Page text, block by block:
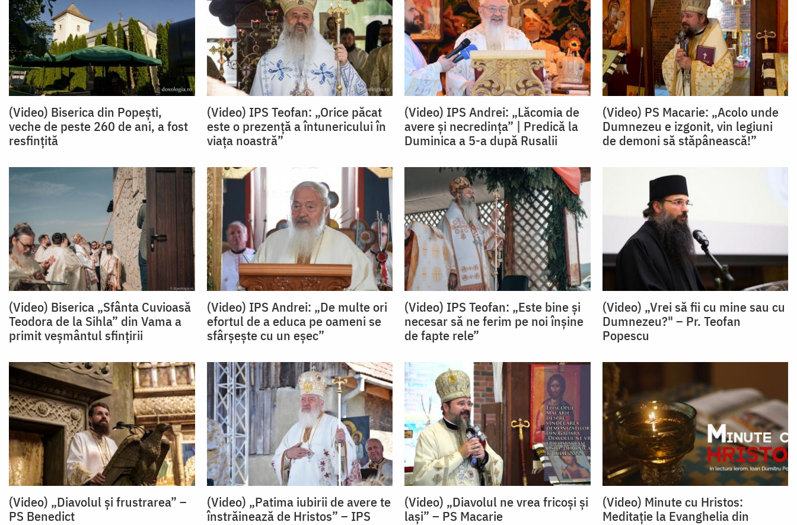
(Video) Biserica din Popești,
veche de peste 260 de ani, a fost
resfințită
(Video) IPS Teofan: „Orice păcat
este o prezență a întunericului în
viața noastră”
(Video) IPS Andrei: „Lăcomia de
avere și necredința” | Predică la
Duminica a 5-a după Rusalii
(Video) PS Macarie: „Acolo unde
Dumnezeu e izgonit, vin legiuni
de demoni să stăpânească!”
(Video) Biserica „Sfânta Cuvioasă
Teodora de la Sihla” din Vama a
primit veșmântul sfințirii
(Video) IPS Andrei: „De multe ori
efortul de a educa pe oameni se
sfârșește cu un eșec”
(Video) IPS Teofan: „Este bine și
necesar să ne ferim pe noi înșine
de fapte rele”
(Video) „Vrei să fii cu mine sau cu
Dumnezeu?" – Pr. Teofan
Popescu
(Video) „Diavolul și frustrarea” –
PS Benedict
(Video) „Patima iubirii de avere te
înstrăinează de Hristos” – IPS
(Video) „Diavolul ne vrea fricoși și
lași” – PS Macarie
(Video) Minute cu Hristos:
Meditație la Evanghelia din